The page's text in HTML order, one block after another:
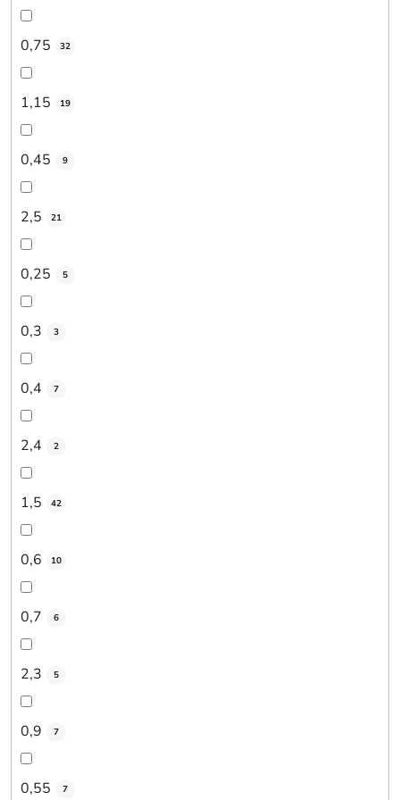
0,75 32
1,15 19
0,45 9
2,5 21
0,25 5
0,3 3
0,4 7
2,4 2
1,5 42
0,6 10
0,7 6
2,3 5
0,9 7
0,55 7